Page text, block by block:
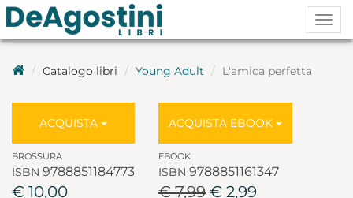
Catalogo libri Young Adult L'amica perfetta
ACQUISTA
BROSSURA
ISBN 9788851184773
€ 10,00
ACQUISTA EBOOK
EBOOK
ISBN 9788851161347
€ 7,99 € 2,99